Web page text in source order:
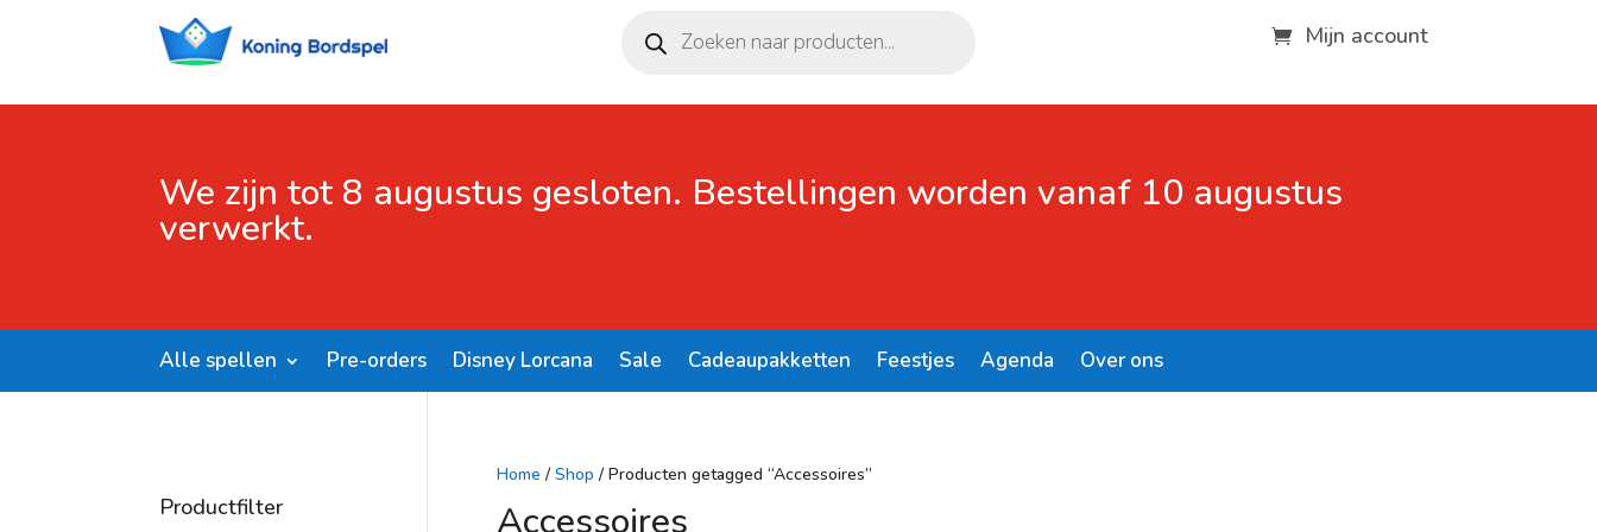
zoeken Mijn account
We zijn tot 8 augustus gesloten. Bestellingen worden vanaf 10 augustus
verwerkt.
Alle spellen Pre-orders Disney Lorcana Sale Cadeaupakketten Feestjes Agenda Over ons
Home / Shop / Producten getagged “Accessoires”
Accessoires
Productfilter